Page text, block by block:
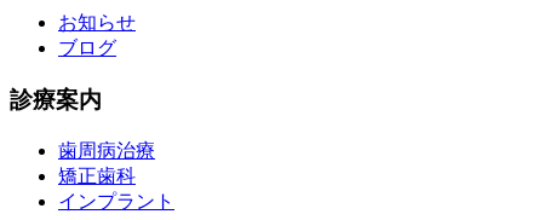
お知らせ
ブログ
診療案内
歯周病治療
矯正歯科
インプラント